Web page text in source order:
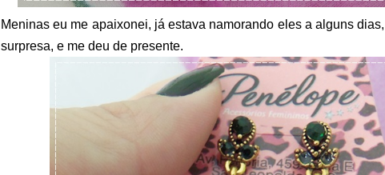
Meninas eu me apaixonei, já estava namorando eles a alguns
surpresa, e me deu de presente.